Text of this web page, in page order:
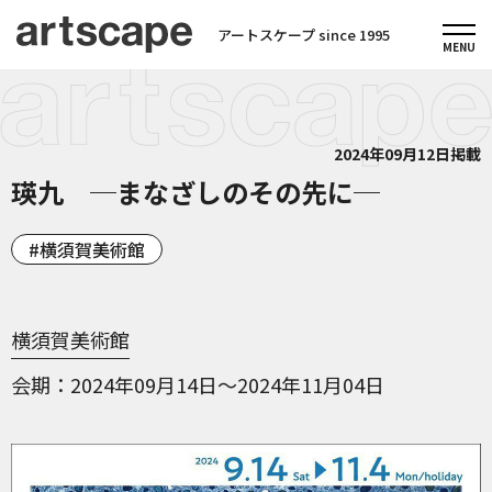
アートスケープ since 1995
2024年09月12日掲載
瑛九 ─まなざしのその先に─
横須賀美術館
横須賀美術館
会期
2024年09月14日～2024年11月04日